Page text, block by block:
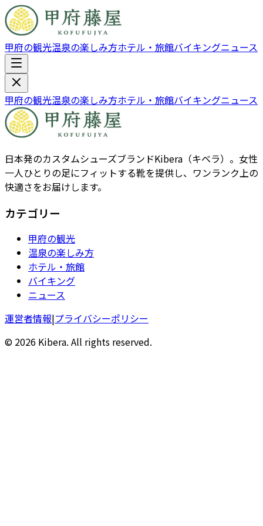
甲府の観光温泉の楽しみ方ホテル・旅館バイキングニュース
甲府の観光温泉の楽しみ方ホテル・旅館バイキングニュース
日本発のカスタムシューズブランドKibera（キベラ）。女性
一人ひとりの足にフィットする靴を提供し、ワンランク上の
快適さをお届けします。
カテゴリー
甲府の観光
温泉の楽しみ方
ホテル・旅館
バイキング
ニュース
運営者情報|プライバシーポリシー
© 2026 Kibera. All rights reserved.